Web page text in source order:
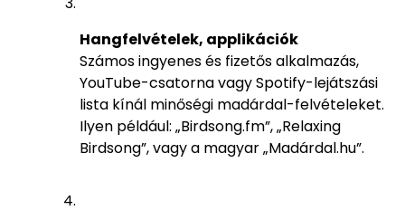
Hangfelvételek, applikációk
Számos ingyenes és fizetős alkalmazás,
YouTube-csatorna vagy Spotify-lejátszási
lista kínál minőségi madárdal-felvételeket.
Ilyen például: „Birdsong.fm”, „Relaxing
Birdsong”, vagy a magyar „Madárdal.hu”.